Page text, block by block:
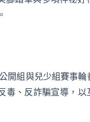
開組與兒少組賽事輪
毒、反詐騙宣導，以